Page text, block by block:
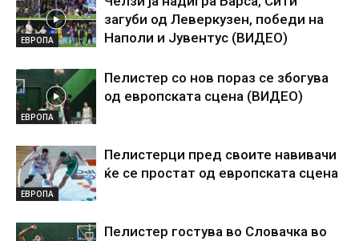
ЕВРОПА
загуби од Леверкузен, победи на
Наполи и Јувентус (ВИДЕО)
ЕВРОПА
Пелистер со нов пораз се збогува
од европската сцена (ВИДЕО)
ЕВРОПА
Пелистерци пред своите навивачи
ќе се простат од европската сцена
Пелистер гостува во Словачка во